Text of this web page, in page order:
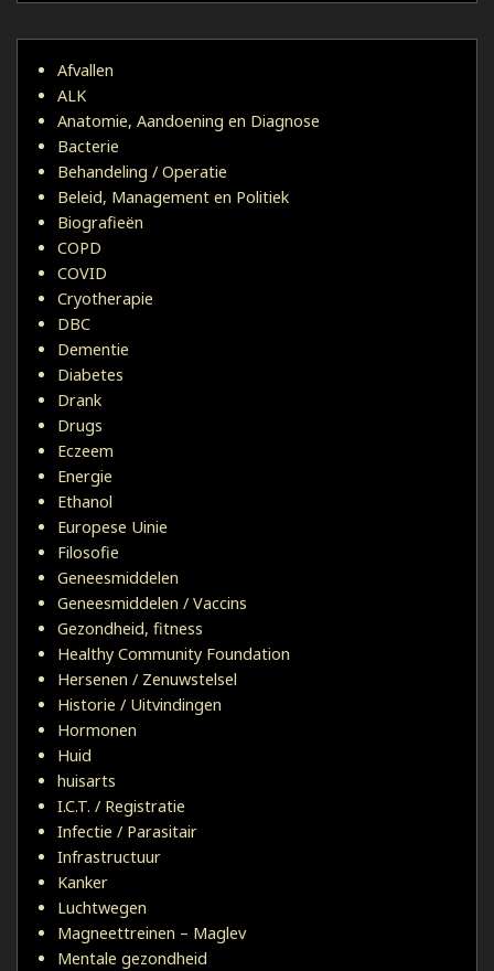
Afvallen
ALK
Anatomie, Aandoening en Diagnose
Bacterie
Behandeling / Operatie
Beleid, Management en Politiek
Biografieën
COPD
COVID
Cryotherapie
DBC
Dementie
Diabetes
Drank
Drugs
Eczeem
Energie
Ethanol
Europese Uinie
Filosofie
Geneesmiddelen
Geneesmiddelen / Vaccins
Gezondheid, fitness
Healthy Community Foundation
Hersenen / Zenuwstelsel
Historie / Uitvindingen
Hormonen
Huid
huisarts
I.C.T. / Registratie
Infectie / Parasitair
Infrastructuur
Kanker
Luchtwegen
Magneettreinen – Maglev
Mentale gezondheid